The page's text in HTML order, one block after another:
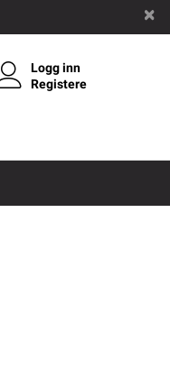
Logg inn
Registere